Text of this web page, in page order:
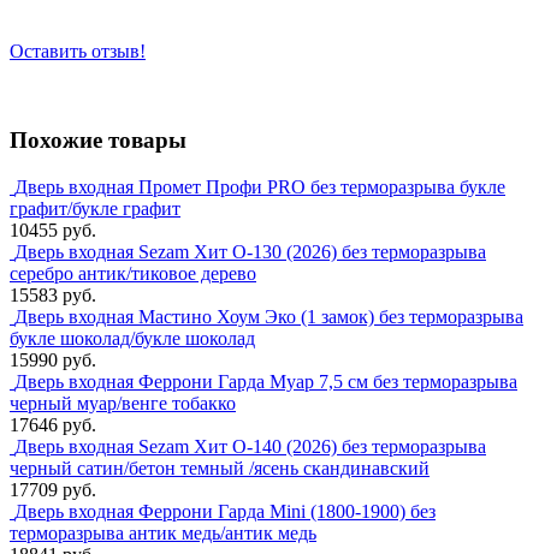
Оставить отзыв!
Похожие товары
Дверь входная Промет Профи PRO без терморазрыва букле
графит/букле графит
10455 руб.
Дверь входная Sezam Хит О-130 (2026) без терморазрыва
серебро антик/тиковое дерево
15583 руб.
Дверь входная Мастино Хоум Эко (1 замок) без терморазрыва
букле шоколад/букле шоколад
15990 руб.
Дверь входная Феррони Гарда Муар 7,5 см без терморазрыва
черный муар/венге тобакко
17646 руб.
Дверь входная Sezam Хит О-140 (2026) без терморазрыва
черный сатин/бетон темный /ясень скандинавский
17709 руб.
Дверь входная Феррони Гарда Mini (1800-1900) без
терморазрыва антик медь/антик медь